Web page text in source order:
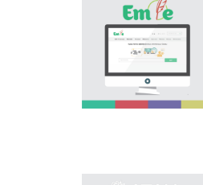
Electronic base
“emle.kz” is devoted to
orthography of Kazakh
language. Following is
presented in the base:
spelling dictionary of
words approved and
applied in Kazakh